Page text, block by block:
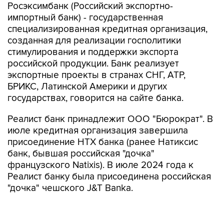
Росэксимбанк (Российский экспортно-
импортный банк) - государственная
специализированная кредитная организация,
созданная для реализации госполитики
стимулирования и поддержки экспорта
российской продукции. Банк реализует
экспортные проекты в странах СНГ, АТР,
БРИКС, Латинской Америки и других
государствах, говорится на сайте банка.
Реалист банк принадлежит ООО "Бюрократ". В
июле кредитная организация завершила
присоединение НТХ банка (ранее Натиксис
банк, бывшая российская "дочка"
французского Natixis). В июле 2024 года к
Реалист банку была присоединена российская
"дочка" чешского J&T Banka.